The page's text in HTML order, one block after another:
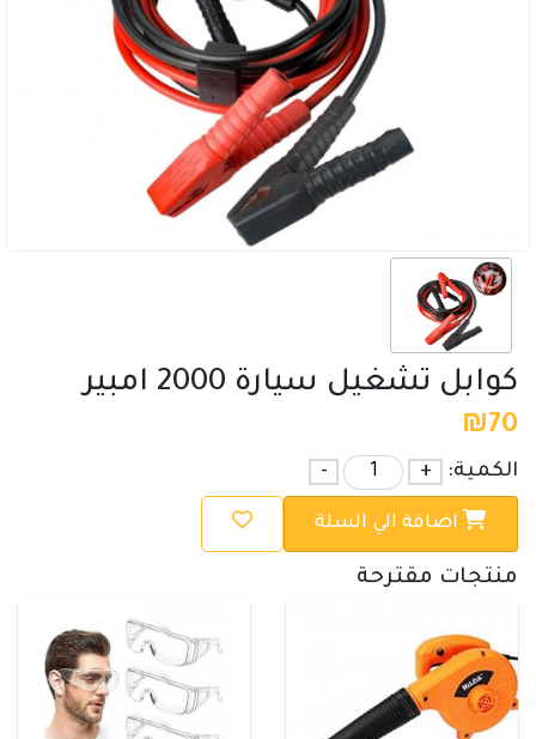
كوابل تشغيل سيارة 2000 امبير
₪70
الكمية: +
-
اضافة الي السلة
منتجات مقترحة